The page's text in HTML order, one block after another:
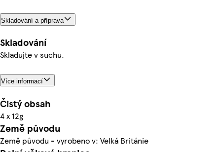
Skladování a příprava
Skladování
Skladujte v suchu.
Více informací
Čistý obsah
4 x 12g
Země původu
Země původu - vyrobeno v: Velká Británie